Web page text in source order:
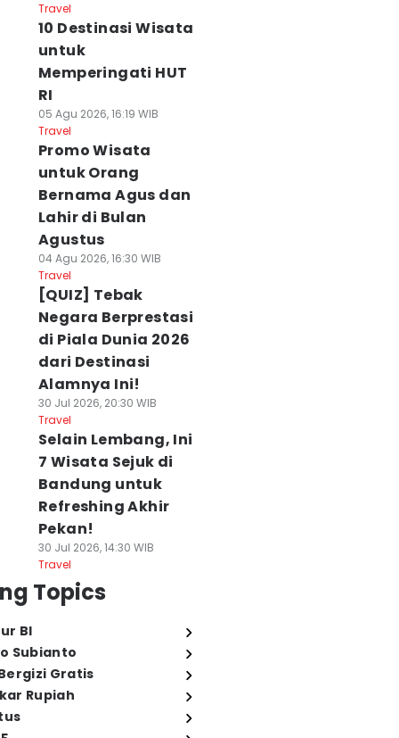
Travel
10 Destinasi Wisata
untuk
Memperingati HUT
RI
05 Agu 2026, 16:19 WIB
Travel
Promo Wisata
untuk Orang
Bernama Agus dan
Lahir di Bulan
Agustus
04 Agu 2026, 16:30 WIB
Travel
[QUIZ] Tebak
Negara Berprestasi
di Piala Dunia 2026
dari Destinasi
Alamnya Ini!
30 Jul 2026, 20:30 WIB
Travel
Selain Lembang, Ini
7 Wisata Sejuk di
Bandung untuk
Refreshing Akhir
Pekan!
30 Jul 2026, 14:30 WIB
Travel
Topics
BI
Subianto
Gratis
Rupiah